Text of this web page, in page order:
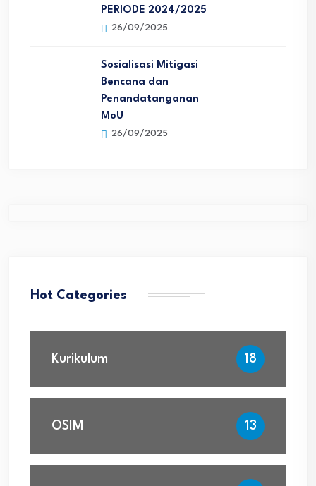
PERIODE 2024/2025
26/09/2025
Sosialisasi Mitigasi
Bencana dan
Penandatanganan
MoU
26/09/2025
Hot Categories
Kurikulum 18
OSIM 13